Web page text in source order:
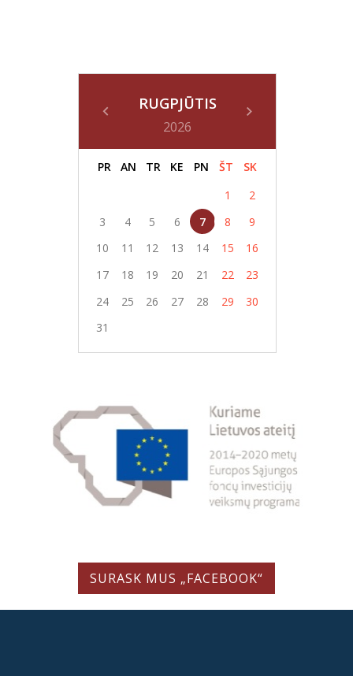
RUGPJŪTIS
2026
PR AN TR KE PN ŠT
SK
1
2
3
4 5 6 7 8
9
10
11 12 13 14 15
16
17
18 19 20 21 22
23
24
25 26 27 28 29
30
31
SURASK MUS „FACEBOOK“